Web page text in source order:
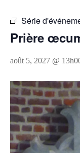
Série
Prière
août 5, 2027 @